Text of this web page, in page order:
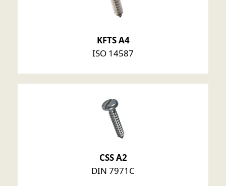
KFTS A4
ISO 14587
CSS A2
DIN 7971C